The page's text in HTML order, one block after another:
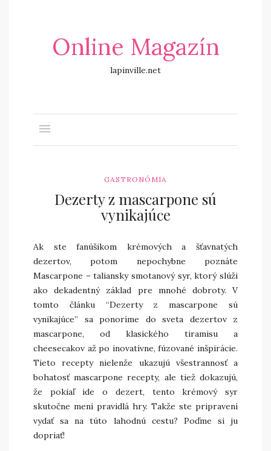
Online Magazín
lapinville.net
GASTRONÓMIA
Dezerty z mascarpone sú
vynikajúce
Ak ste fanúšikom krémových a šťavnatých
dezertov, potom nepochybne poznáte
Mascarpone – taliansky smotanový syr, ktorý slúži
ako dekadentný základ pre mnohé dobroty. V
tomto článku “Dezerty z mascarpone sú
vynikajúce” sa ponoríme do sveta dezertov z
mascarpone, od klasického tiramisu a
cheesecakov až po inovatívne, fúzované inšpirácie.
Tieto recepty nielenže ukazujú všestrannosť a
bohatosť mascarpone recepty, ale tiež dokazujú,
že pokiaľ ide o dezert, tento krémový syr
skutočne mení pravidlá hry. Takže ste pripravení
vydať sa na túto lahodnú cestu? Poďme si ju
dopriať!